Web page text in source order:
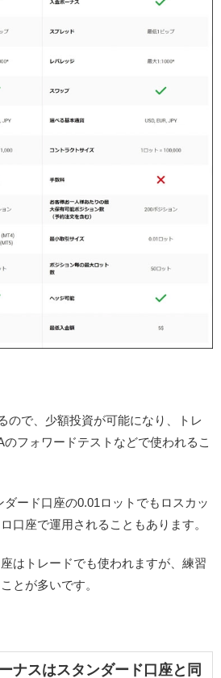
ので、少額投資が可能になり、トレ
フォワードテストなどで使われるこ
ード口座の0.01ロットでもロスカッ
口座で運用されることもあります。
はトレードでも使われますが、練習
とが多いです。
ナスはスタンダード口座と同